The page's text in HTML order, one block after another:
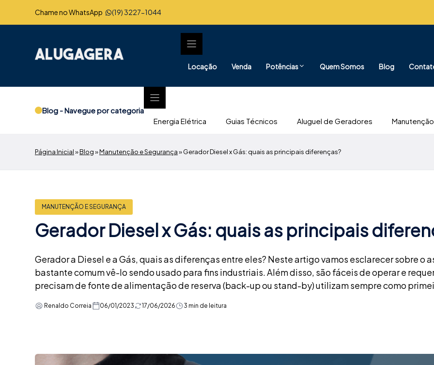
Chame no WhatsApp (19) 3227-1044
Locação Venda Potências Quem Somos Blog
Blog - Navegue por categoria
Energia Elétrica
Guias Técnicos Aluguel de Geradores
Página Inicial»Blog»Manutenção e Segurança»Gerador Diesel x Gás: quais as principais diferenças?
MANUTENÇÃO E SEGURANÇA
Gerador Diesel x Gás: quais as principais
Gerador a Diesel e a Gás, quais as diferenças entre eles? Neste artigo vamos esclarecer sobre o
bastante comum vê-lo sendo usado para fins industriais. Além disso, são fáceis de operar e
precisam de fonte de alimentação de reserva (back-up ou stand-by) utilizam sempre como
Renaldo Correia 06/01/2023 17/06/2026 3 min de leitura